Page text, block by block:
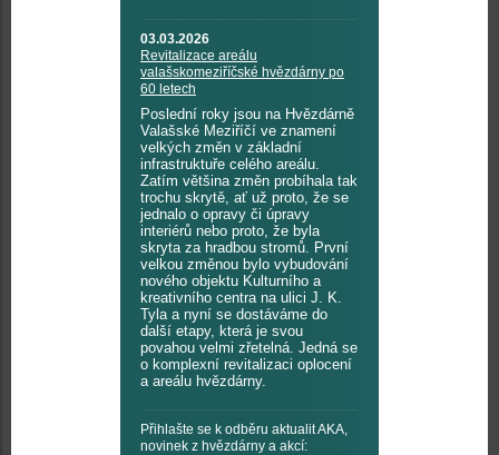
03.03.2026
Revitalizace areálu
valašskomeziříčské hvězdárny po
60 letech
Poslední roky jsou na Hvězdárně
Valašské Meziříčí ve znamení
velkých změn v základní
infrastruktuře celého areálu.
Zatím většina změn probíhala tak
trochu skrytě, ať už proto, že se
jednalo o opravy či úpravy
interiérů nebo proto, že byla
skryta za hradbou stromů. První
velkou změnou bylo vybudování
nového objektu Kulturního a
kreativního centra na ulici J. K.
Tyla a nyní se dostáváme do
další etapy, která je svou
povahou velmi zřetelná. Jedná se
o komplexní revitalizaci oplocení
a areálu hvězdárny.
Přihlašte se k odběru aktualit AKA,
novinek z hvězdárny a akcí: